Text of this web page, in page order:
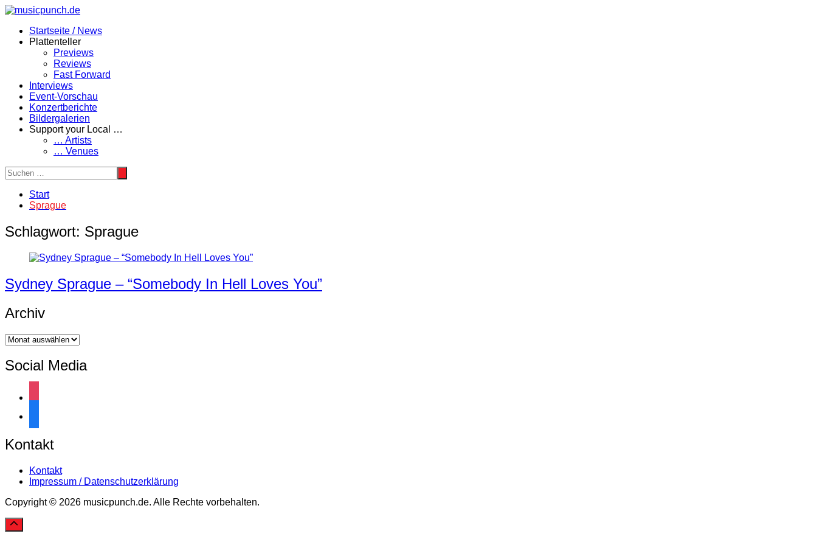
Zum
springenStartseite / News
Plattenteller
Previews
Reviews
Fast Forward
Interviews
Event-Vorschau
Konzertberichte
Bildergalerien
Support your Local …
… Artists
… Venues
Start
Sprague
Schlagwort: Sprague
Sydney Sprague – “Somebody In Hell Loves You”
Archiv
Archiv
Social Media
Kontakt
Kontakt
Impressum / Datenschutzerklärung
Copyright © 2026 musicpunch.de. Alle Rechte vorbehalten.